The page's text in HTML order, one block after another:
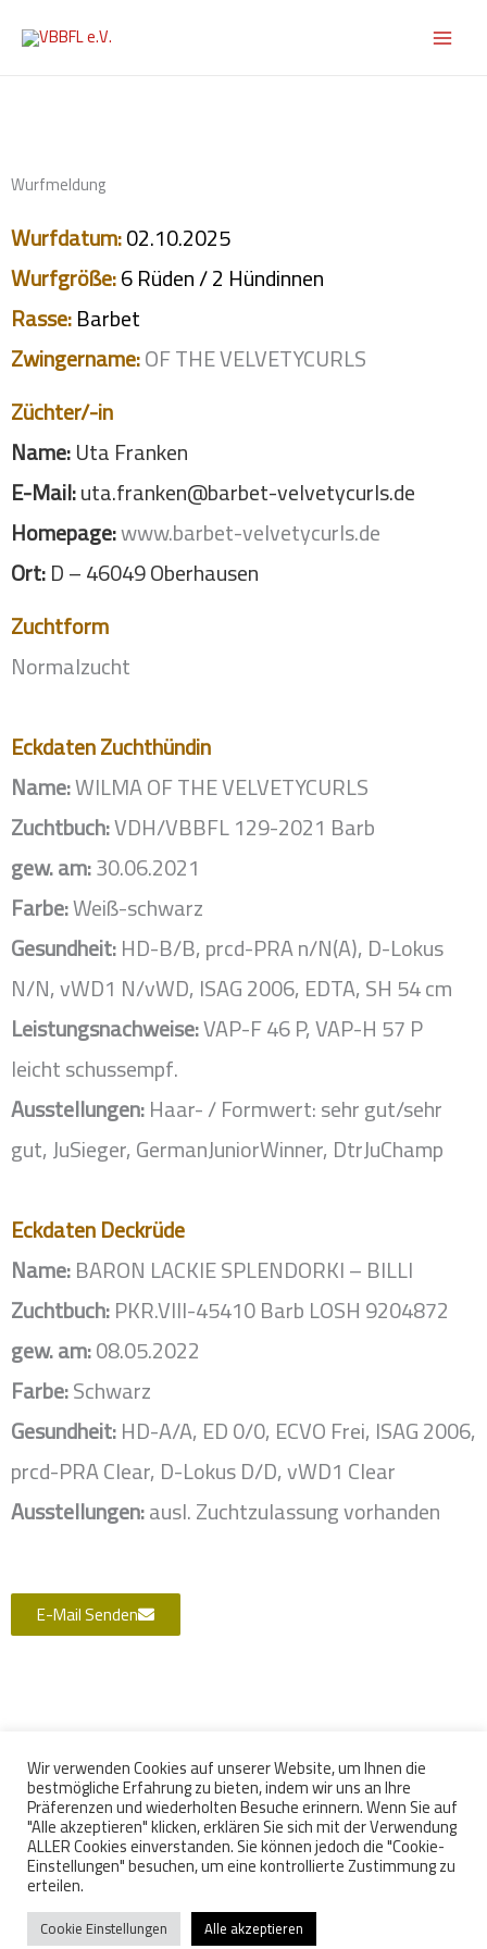
Inhalt
Wurfmeldung
Wurfdatum:02.10.2025
Wurfgröße:6 Rüden / 2 Hündinnen
Rasse:Barbet
Zwingername:OF THE VELVETYCURLS
Züchter/-in
Name:Uta Franken
E-Mail:uta.franken@barbet-velvetycurls.de
Homepage:www.barbet-velvetycurls.de
Ort:D – 46049 Oberhausen
Zuchtform
Normalzucht
Eckdaten Zuchthündin
Name:WILMA OF THE VELVETYCURLS
Zuchtbuch:VDH/VBBFL 129-2021 Barb
gew. am:30.06.2021
Farbe:Weiß-schwarz
Gesundheit:HD-B/B, prcd-PRA n/N(A), D-Lokus
N/N, vWD1 N/vWD, ISAG 2006, EDTA, SH 54 cm
Leistungsnachweise:VAP-F 46 P, VAP-H 57 P
leicht schussempf.
Ausstellungen:Haar- / Formwert: sehr gut/sehr
gut, JuSieger, GermanJuniorWinner, DtrJuChamp
Eckdaten Deckrüde
Name:BARON LACKIE SPLENDORKI – BILLI
Zuchtbuch:PKR.VIII-45410 Barb LOSH 9204872
gew. am:08.05.2022
Farbe:Schwarz
Gesundheit:HD-A/A, ED 0/0, ECVO Frei, ISAG 2006,
prcd-PRA Clear, D-Lokus D/D, vWD1 Clear
Ausstellungen:ausl. Zuchtzulassung vorhanden
E-Mail Senden
Wir sind Mitglied im FCI über den VDH und im JGHV
Wir verwenden Cookies auf unserer Website, um Ihnen die
bestmögliche Erfahrung zu bieten, indem wir uns an Ihre
Präferenzen und wiederholten Besuche erinnern. Wenn Sie auf
"Alle akzeptieren" klicken, erklären Sie sich mit der Verwendung
ALLER Cookies einverstanden. Sie können jedoch die "Cookie-
Einstellungen" besuchen, um eine kontrollierte Zustimmung zu
erteilen.
Cookie Einstellungen Alle akzeptieren